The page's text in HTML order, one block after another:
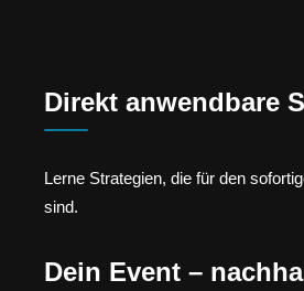
Direkt anwendbare
Lerne Strategien, die für den
sind.
Dein Event –